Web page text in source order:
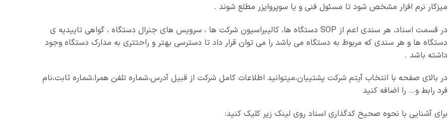
میزکار نرم افزار مشخص شود تا مسئول فنی و یا سوپروایزر مطلع شوند .
در قسمت اسناد، هر سندی اعم از SOP دستگاه ها، کالیبراسیون شرکت ها ، سرویس های جنرال دستگاه ، گواهی تاییدیه ی
دستگاه ها و هر سندی که مربوط به دستگاه می باشد را می توان قرار داد تا دسترسی بهتر و راحتتری به مدارک دستگاه وجود
داشته باشد .
در بالای صفحه با انتخاب آیتم شرکت پشتیبان،میتوانید اطلاعات کامل شرکت از قبیل آدرس،شماره تلفن همرا،شماره ثابت،نام
فرد رابط و… را اضافه کنید
برای آشنایی با نحوه صحیح کدگذاری اسناد روی لینک زیر کلیک کنید: